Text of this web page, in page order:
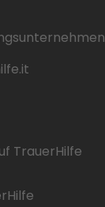
TrauerHilfe